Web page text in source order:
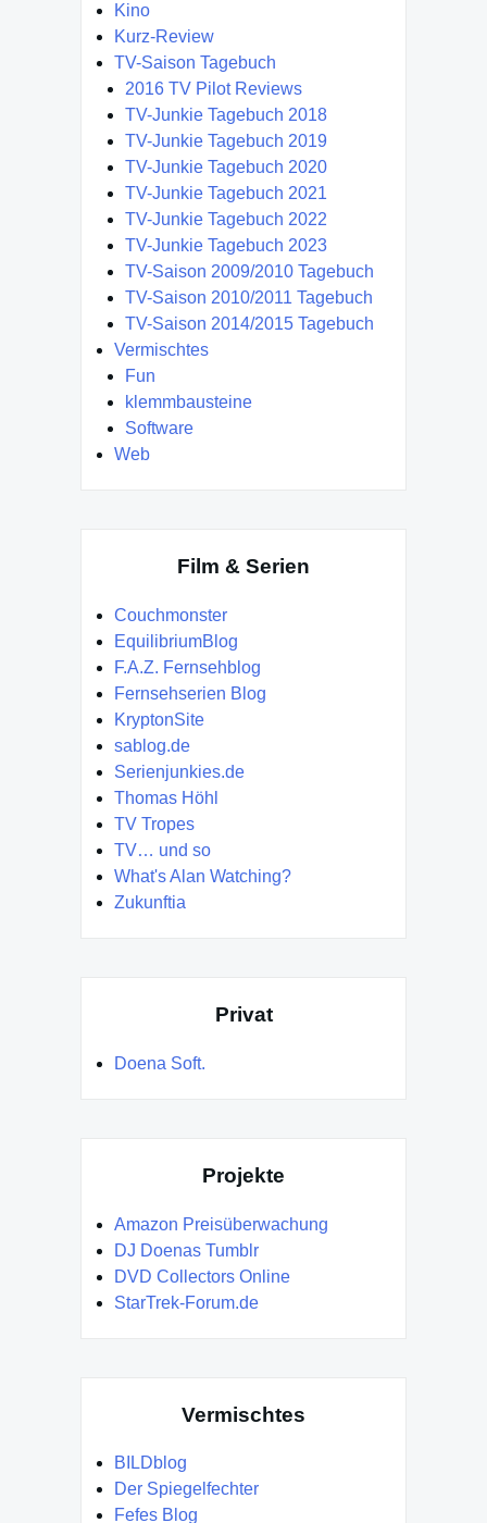
Kino
Kurz-Review
TV-Saison Tagebuch
2016 TV Pilot Reviews
TV-Junkie Tagebuch 2018
TV-Junkie Tagebuch 2019
TV-Junkie Tagebuch 2020
TV-Junkie Tagebuch 2021
TV-Junkie Tagebuch 2022
TV-Junkie Tagebuch 2023
TV-Saison 2009/2010 Tagebuch
TV-Saison 2010/2011 Tagebuch
TV-Saison 2014/2015 Tagebuch
Vermischtes
Fun
klemmbausteine
Software
Web
Film & Serien
Couchmonster
EquilibriumBlog
F.A.Z. Fernsehblog
Fernsehserien Blog
KryptonSite
sablog.de
Serienjunkies.de
Thomas Höhl
TV Tropes
TV… und so
What's Alan Watching?
Zukunftia
Privat
Doena Soft.
Projekte
Amazon Preisüberwachung
DJ Doenas Tumblr
DVD Collectors Online
StarTrek-Forum.de
Vermischtes
BILDblog
Der Spiegelfechter
Fefes Blog